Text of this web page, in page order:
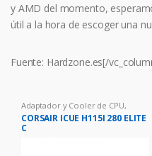
y AMD del momento,
útil a la hora de escoger una
Fuente: Hardzone.es[/
Adaptador y Cooler de CPU,
Cooler
CORSAIR ICUE H115I 280 ELITE
C